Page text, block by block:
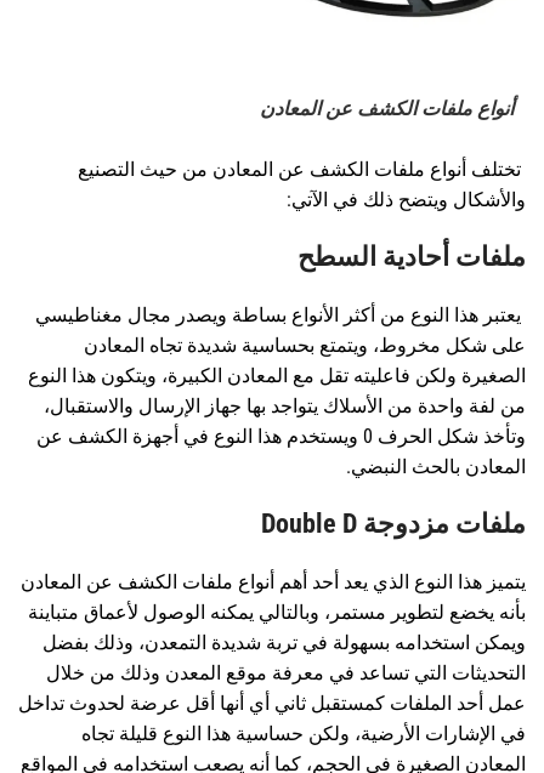
أنواع ملفات الكشف عن المعادن
تختلف أنواع ملفات الكشف عن المعادن من حيث التصنيع
والأشكال ويتضح ذلك في الآتي:
ملفات أحادية السطح
يعتبر هذا النوع من أكثر الأنواع بساطة ويصدر مجال مغناطيسي
على شكل مخروط، ويتمتع بحساسية شديدة تجاه المعادن
الصغيرة ولكن فاعليته تقل مع المعادن الكبيرة، ويتكون هذا النوع
من لفة واحدة من الأسلاك يتواجد بها جهاز الإرسال والاستقبال،
وتأخذ شكل الحرف 0 ويستخدم هذا النوع في أجهزة الكشف عن
المعادن بالحث النبضي.
ملفات مزدوجة Double D
يتميز هذا النوع الذي يعد أحد أهم أنواع ملفات الكشف عن المعادن
بأنه يخضع لتطوير مستمر، وبالتالي يمكنه الوصول لأعماق متباينة
ويمكن استخدامه بسهولة في تربة شديدة التمعدن، وذلك بفضل
التحديثات التي تساعد في معرفة موقع المعدن وذلك من خلال
عمل أحد الملفات كمستقبل ثاني أي أنها أقل عرضة لحدوث تداخل
في الإشارات الأرضية، ولكن حساسية هذا النوع قليلة تجاه
المعادن الصغيرة في الحجم، كما أنه يصعب استخدامه في المواقع